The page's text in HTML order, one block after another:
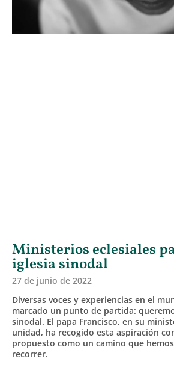
Ministerios eclesiales
iglesia sinodal
27 de junio de 2022
Diversas voces y experiencias en el
marcado un punto de partida:
sinodal. El papa Francisco, en su
unidad, ha recogido esta aspiración
propuesto como un camino que
recorrer.